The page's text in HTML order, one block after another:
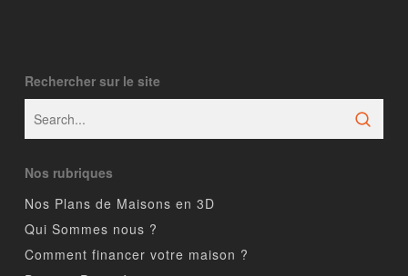
Rechercher sur le site
Nos rubriques
Nos Plans de Maisons en 3D
Qui Sommes nous ?
Comment financer votre maison ?